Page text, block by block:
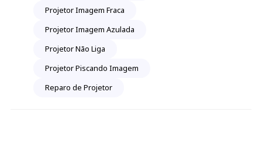
Projetor Imagem Fraca
Projetor Imagem Azulada
Projetor Não Liga
Projetor Piscando Imagem
Reparo de Projetor